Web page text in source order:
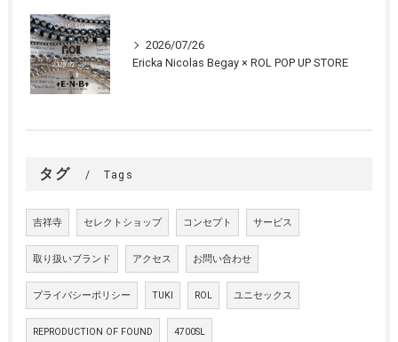
2026/07/26
Ericka Nicolas Begay × ROL POP UP STORE
タグ Tags
吉祥寺 セレクトショップ コンセプト サービス
取り扱いブランド アクセス お問い合わせ
プライバシーポリシー TUKI ROL ユニセックス
REPRODUCTION OF FOUND 4700SL